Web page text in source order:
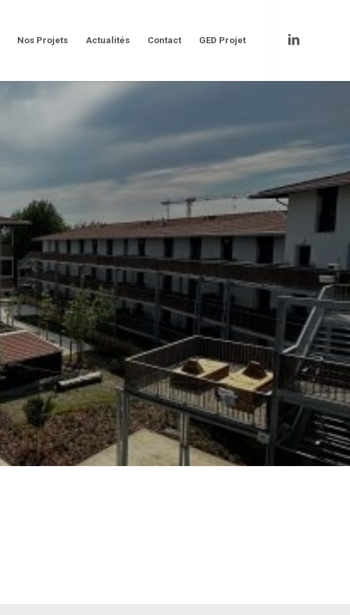
Nos Projets Actualités Contact GED Projet